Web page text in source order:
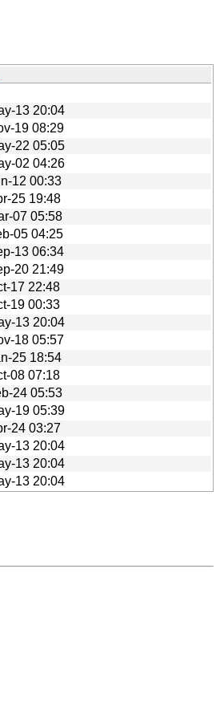
13 20:04
19 08:29
22 05:05
02 04:26
12 00:33
25 19:48
07 05:58
05 04:25
13 06:34
20 21:49
17 22:48
19 00:33
13 20:04
18 05:57
25 18:54
08 07:18
24 05:53
19 05:39
24 03:27
13 20:04
13 20:04
13 20:04